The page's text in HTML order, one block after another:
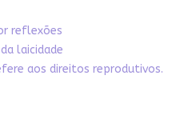
reflexões
laicidade
aos direitos reprodutivos.